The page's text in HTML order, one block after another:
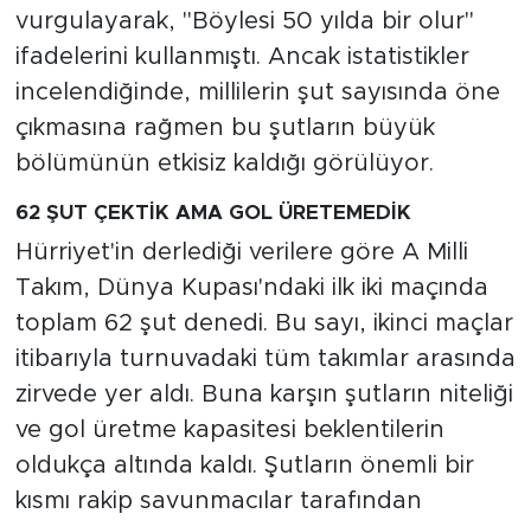
vurgulayarak, "Böylesi 50 yılda bir olur"
ifadelerini kullanmıştı. Ancak istatistikler
incelendiğinde, millilerin şut sayısında öne
çıkmasına rağmen bu şutların büyük
bölümünün etkisiz kaldığı görülüyor.
62 ŞUT ÇEKTİK AMA GOL ÜRETEMEDİK
Hürriyet'in derlediği verilere göre A Milli
Takım, Dünya Kupası'ndaki ilk iki maçında
toplam 62 şut denedi. Bu sayı, ikinci maçlar
itibarıyla turnuvadaki tüm takımlar arasında
zirvede yer aldı. Buna karşın şutların niteliği
ve gol üretme kapasitesi beklentilerin
oldukça altında kaldı. Şutların önemli bir
kısmı rakip savunmacılar tarafından